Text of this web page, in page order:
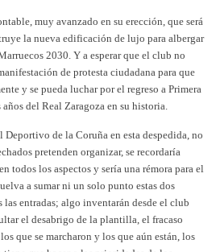
muy avanzado en su erección, que será
la nueva edificación de lujo para albergar
2030. Y a esperar que el club no
de protesta ciudadana para que
y se pueda luchar por el regreso a Primera
del Real Zaragoza en su historia.
de la Coruña en esta despedida, no
pretenden organizar, se recordaría
todos los aspectos y sería una rémora para el
a sumar ni un solo punto estas dos
las entradas; algo inventarán desde el club
el desabrigo de la plantilla, el fracaso
que se marcharon y los que aún están, los